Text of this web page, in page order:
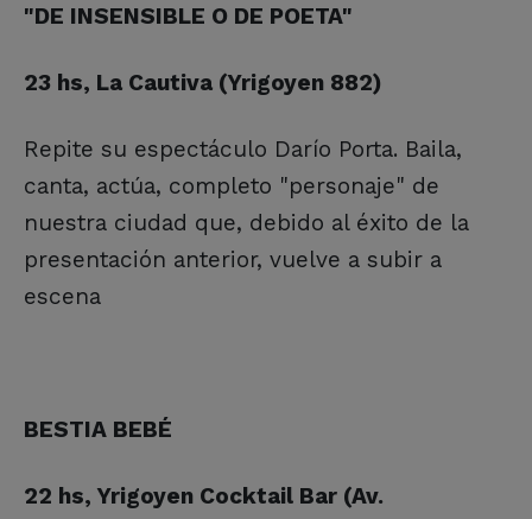
"DE INSENSIBLE O DE POETA"
23 hs, La Cautiva (Yrigoyen 882)
Repite su espectáculo Darío Porta. Baila,
canta, actúa, completo "personaje" de
nuestra ciudad que, debido al éxito de la
presentación anterior, vuelve a subir a
escena
BESTIA BEBÉ
22 hs, Yrigoyen Cocktail Bar (Av.